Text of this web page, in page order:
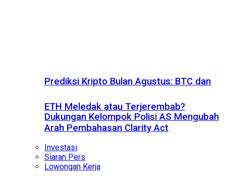
Prediksi Kripto Bulan Agustus: BTC dan
ETH Meledak atau Terjerembab?
Dukungan Kelompok Polisi AS Mengubah
Arah Pembahasan Clarity Act
Investasi
Siaran Pers
Lowongan Kerja